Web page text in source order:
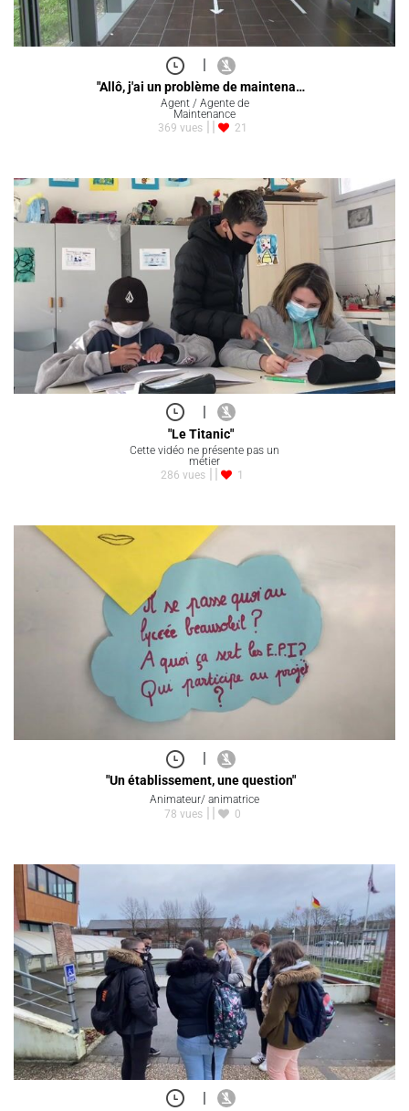
|
"Allô, j'ai un problème de maintena…
Agent / Agente de
Maintenance
369 vues
21
|
"Le Titanic"
Cette vidéo ne présente pas un
métier
286 vues
1
|
"Un établissement, une question"
Animateur/ animatrice
78 vues
0
|